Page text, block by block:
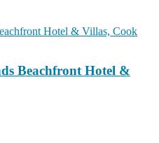
Beachfront Hotel &